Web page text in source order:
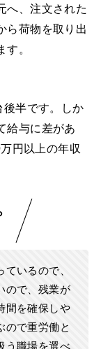
へ、注文された
ら荷物を取り出
。
後半です。しか
給与に差があ
円以上の年収
いるので、
ので、残業が
間を確保しや
ので重労働と
う職場を選べ